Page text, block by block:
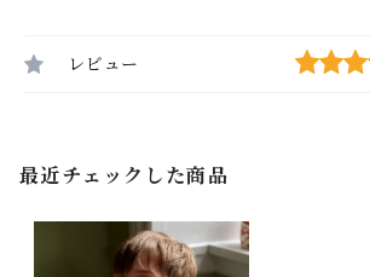
レビュー
最近チェックした商品